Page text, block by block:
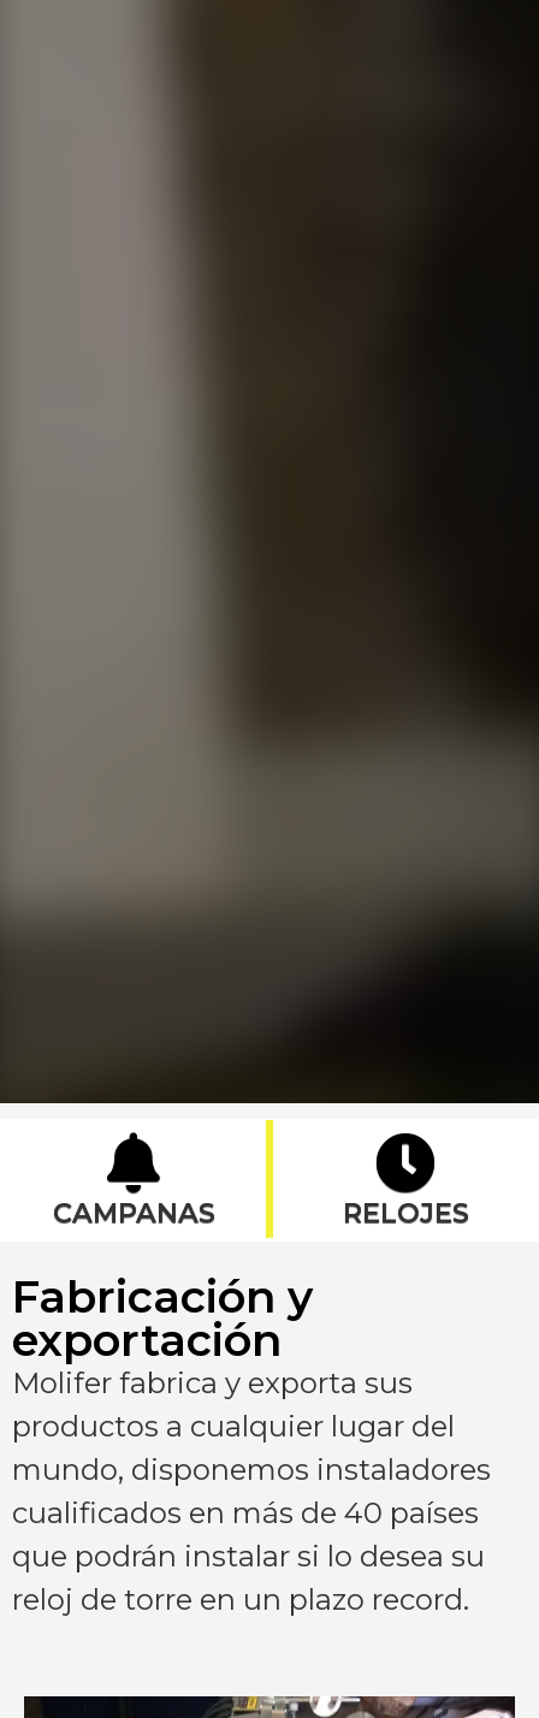
CAMPANAS RELOJES
Fabricación y
exportación
Molifer fabrica y exporta sus
productos a cualquier lugar del
mundo, disponemos instaladores
cualificados en más de 40 países
que podrán instalar si lo desea su
reloj de torre en un plazo record.